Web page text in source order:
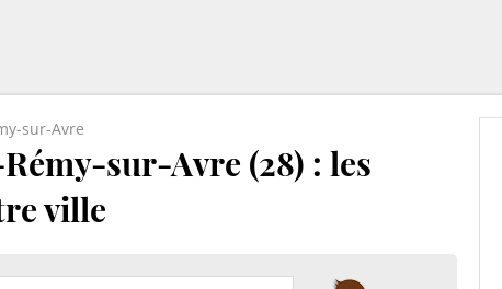
sur-Avre
sur-Avre (28) : les
ville